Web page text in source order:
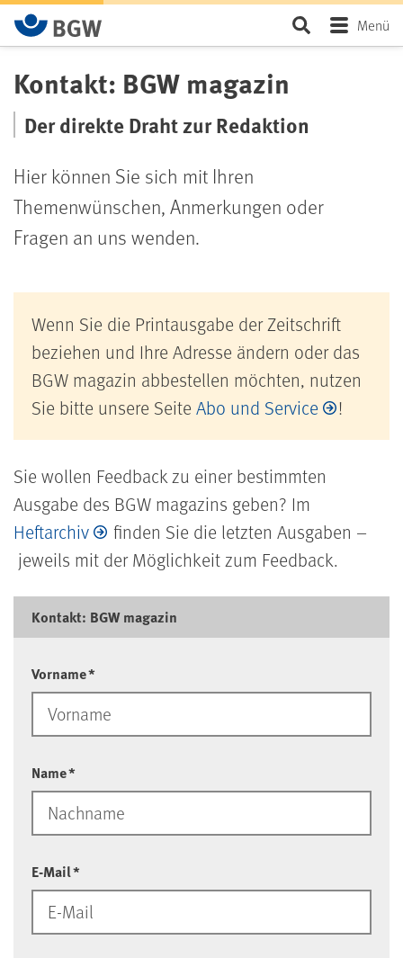
Zum Hauptinhalt springen SeiteMenü
Kontakt: BGW magazin
Der direkte Draht zur Redaktion
Hier können Sie sich mit Ihren
Themenwünschen, Anmerkungen oder
Fragen an uns wenden.
Wenn Sie die Printausgabe der Zeitschrift
beziehen und Ihre Adresse ändern oder das
BGW magazin abbestellen möchten, nutzen
Sie bitte unsere Seite Abo und Service !
Sie wollen Feedback zu einer bestimmten
Ausgabe des BGW magazins geben? Im
Heftarchiv
finden Sie die letzten Ausgaben –
jeweils mit der Möglichkeit zum Feedback.
Kontakt: BGW magazin
Vorname*
Name*
E-Mail*